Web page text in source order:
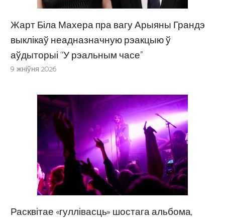
Жарт Біла Махера пра вагу Арыяны Грандэ
выклікаў неадназначную рэакцыю ў
аўдыторыі “У рэальным часе”
9 жніўня 2026
Расквітае «гуллівасць» шостага альбома,